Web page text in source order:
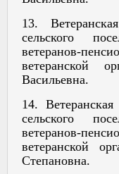
13.
сельского
ветеранов-
ветеранской
Васильевна.
14. Ветеранская
сельского
ветеранов-
ветеранской
Степановна.